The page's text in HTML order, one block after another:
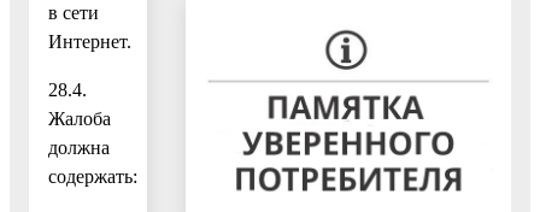
в сети
Интернет.
28.4.
Жалоба
должна
содержать: